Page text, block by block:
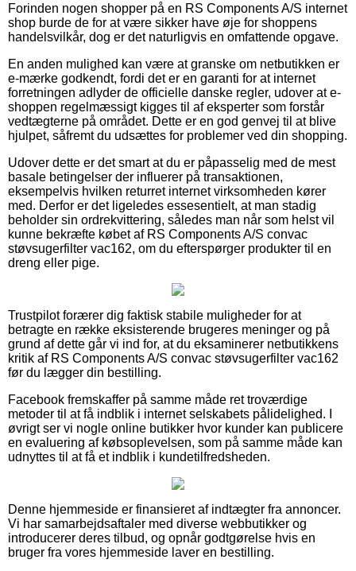
Forinden nogen shopper på en RS Components A/S internet
shop burde de for at være sikker have øje for shoppens
handelsvilkår, dog er det naturligvis en omfattende opgave.
En anden mulighed kan være at granske om netbutikken er
e-mærke godkendt, fordi det er en garanti for at internet
forretningen adlyder de officielle danske regler, udover at e-
shoppen regelmæssigt kigges til af eksperter som forstår
vedtægterne på området. Dette er en god genvej til at blive
hjulpet, såfremt du udsættes for problemer ved din shopping.
Udover dette er det smart at du er påpasselig med de mest
basale betingelser der influerer på transaktionen,
eksempelvis hvilken returret internet virksomheden kører
med. Derfor er det ligeledes essesentielt, at man stadig
beholder sin ordrekvittering, således man når som helst vil
kunne bekræfte købet af RS Components A/S convac
støvsugerfilter vac162, om du efterspørger produkter til en
dreng eller pige.
Trustpilot forærer dig faktisk stabile muligheder for at
betragte en række eksisterende brugeres meninger og på
grund af dette går vi ind for, at du eksaminerer netbutikkens
kritik af RS Components A/S convac støvsugerfilter vac162
før du lægger din bestilling.
Facebook fremskaffer på samme måde ret troværdige
metoder til at få indblik i internet selskabets pålidelighed. I
øvrigt ser vi nogle online butikker hvor kunder kan publicere
en evaluering af købsoplevelsen, som på samme måde kan
udnyttes til at få et indblik i kundetilfredsheden.
Denne hjemmeside er finansieret af indtægter fra annoncer.
Vi har samarbejdsaftaler med diverse webbutikker og
introducerer deres tilbud, og opnår godtgørelse hvis en
bruger fra vores hjemmeside laver en bestilling.